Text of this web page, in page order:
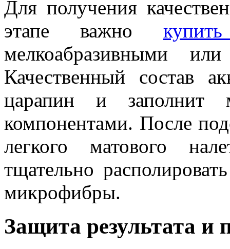
Для получения
этапе важно
мелкоабразивными
Качественный состав
царапин и заполнит
компонентами. После
легкого матового
тщательно
микрофибры.
Защита результата и